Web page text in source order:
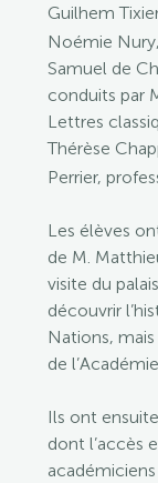
Guilhem
Noémie
Samuel de
conduits par
Lettres
Thérèse
Perrier,
Les élèves
de M.
visite du
découvrir
Nations,
de
Ils ont
dont l’accès